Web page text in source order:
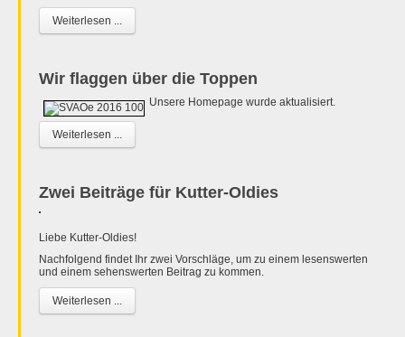
Weiterlesen ...
Wir flaggen über die Toppen
Unsere Homepage wurde aktualisiert.
Weiterlesen ...
Zwei Beiträge für Kutter-Oldies
Liebe Kutter-Oldies!
Nachfolgend findet Ihr zwei Vorschläge, um zu einem lesenswerten
und einem sehenswerten Beitrag zu kommen.
Weiterlesen ...